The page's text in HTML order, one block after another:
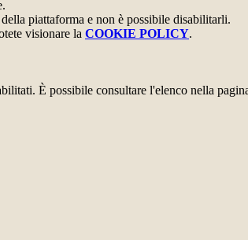
piattaforma e non è possibile disabilitarli.
visionare la COOKIE POLICY.
È possibile consultare l'elenco nella